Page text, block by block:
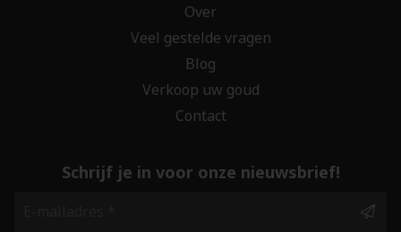
Over
Veel gestelde vragen
Blog
Verkoop uw goud
Contact
Schrijf je in voor onze nieuwsbrief!